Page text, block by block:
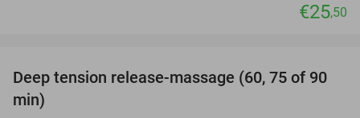
€25,50
49%
Deep tension release-massage (60, 75 of 90
min)